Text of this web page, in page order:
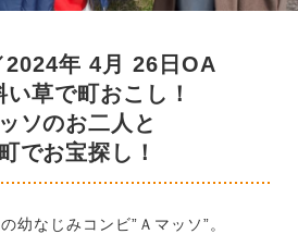
2024年 4月 26日OA
草で町おこし！
ソのお二人と
でお宝探し！
幼なじみコンビ”Ａマッソ”。